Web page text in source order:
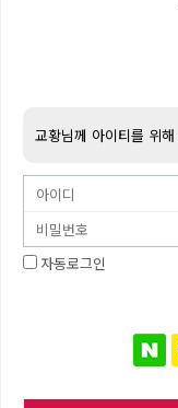
교황님께 아이티를 위
자동로그인